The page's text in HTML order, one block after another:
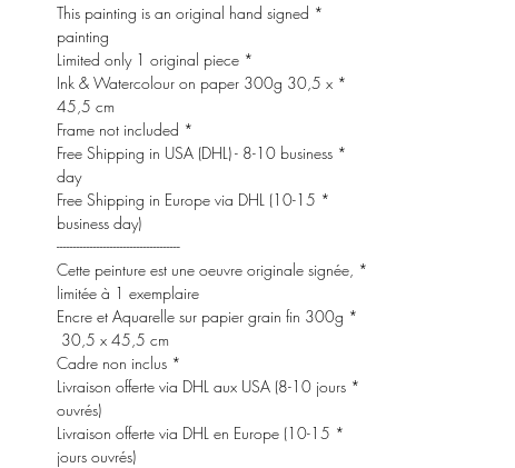
* This painting is an original hand signed
painting
* Limited only 1 original piece
* Ink & Watercolour on paper 300g 30,5 x
45,5 cm
* Frame not included
* Free Shipping in USA (DHL) - 8-10 business
day
* Free Shipping in Europe via DHL (10-15
business day)
-------------------------------------
* Cette peinture est une oeuvre originale signée,
limitée à 1 exemplaire
* Encre et Aquarelle sur papier grain fin 300g
30,5 x 45,5 cm
* Cadre non inclus
* Livraison offerte via DHL aux USA (8-10 jours
ouvrés)
* Livraison offerte via DHL en Europe (10-15
jours ouvrés)